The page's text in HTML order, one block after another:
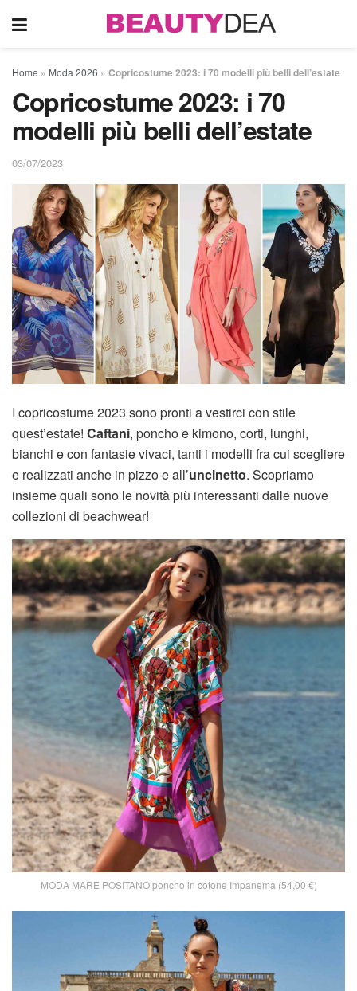
Home » Moda 2026 » Copricostume 2023: i 70 modelli più belli dell’estate
Copricostume 2023: i 70
modelli più belli dell’estate
03/07/2023
I copricostume 2023 sono pronti a vestirci con stile
quest’estate! Caftani, poncho e kimono, corti, lunghi,
bianchi e con fantasie vivaci, tanti i modelli fra cui scegliere
e realizzati anche in pizzo e all’uncinetto. Scopriamo
insieme quali sono le novità più interessanti dalle nuove
collezioni di beachwear!
MODA MARE POSITANO poncho in cotone Impanema (54,00 €)